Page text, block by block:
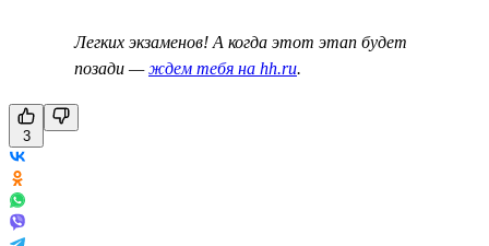
Легких экзаменов! А когда этот этап будет
позади —ждем тебя на hh.ru.
3